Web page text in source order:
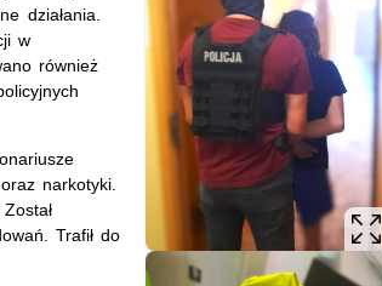
działania.
w
również
narkotyki.
Trafił do